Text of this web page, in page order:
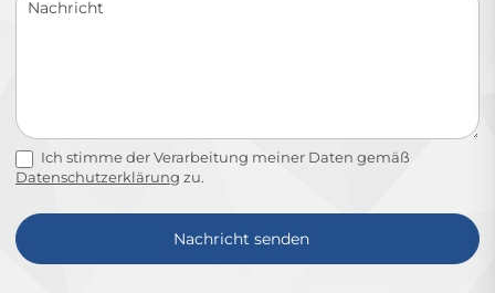
Ich stimme der Verarbeitung meiner Daten gemäß
Datenschutzerklärung zu.
Nachricht senden